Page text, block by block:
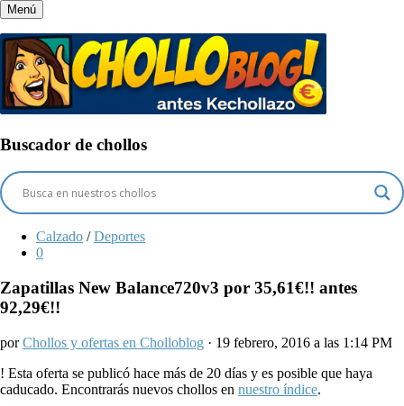
Menú
Buscador de chollos
Calzado / Deportes
0
Zapatillas New Balance720v3 por 35,61€!! antes
92,29€!!
porChollos y ofertas en Cholloblog · 19 febrero, 2016 a las 1:14 PM
! Esta oferta se publicó hace más de 20 días y es posible que haya
caducado. Encontrarás nuevos chollos en nuestro índice.